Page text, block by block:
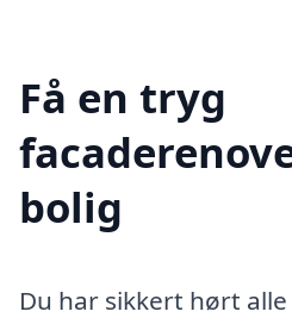
Få en tryg
bolig
Du har sikkert hørt